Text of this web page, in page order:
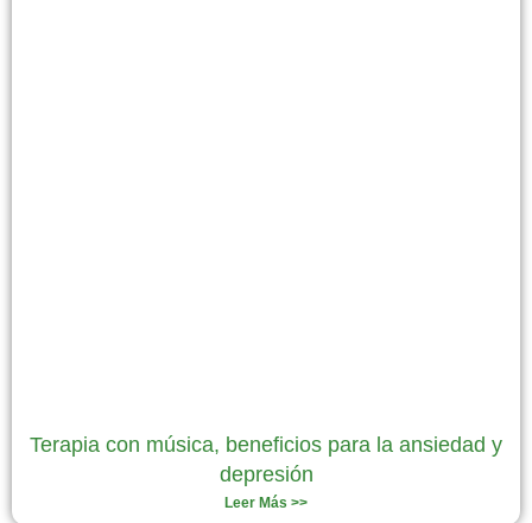
Terapia con música, beneficios para la ansiedad y
depresión
Leer Más >>